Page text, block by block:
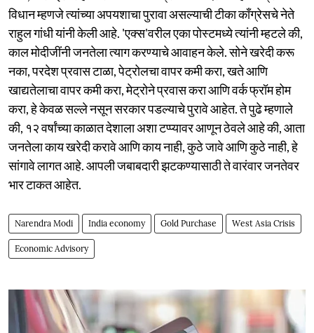
विधान म्हणजे त्यांच्या अपयशाचा पुरावा असल्याची टीका काँग्रेसचे नेते
राहुल गांधी यांनी केली आहे. 'एक्स'वरील एका पोस्टमध्ये त्यांनी म्हटले की,
काल मोदीजींनी जनतेला त्याग करण्याचे आवाहन केले. सोने खरेदी करू
नका, परदेश प्रवास टाळा, पेट्रोलचा वापर कमी करा, खते आणि
खाद्यतेलाचा वापर कमी करा, मेट्रोने प्रवास करा आणि वर्क फ्रॉम होम
करा, हे केवळ सल्ले नसून सरकार पडल्याचे पुरावे आहेत. ते पुढे म्हणाले
की, १२ वर्षांच्या काळात देशाला अशा टप्प्यावर आणून ठेवले आहे की, आता
जनतेला काय खरेदी करावे आणि काय नाही, कुठे जावे आणि कुठे नाही, हे
सांगावे लागत आहे. आपली जबाबदारी झटकण्यासाठी ते वारंवार जनतेवर
भार टाकत आहेत.
Narendra Modi India economy Gold Purchase West Asia Crisis
Economic Advisory